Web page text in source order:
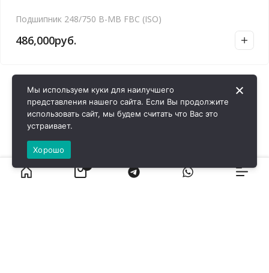
Подшипник 248/750 B-MB FBC (ISO)
486,000руб.
Мы используем куки для наилучшего
представления нашего сайта. Если Вы продолжите
использовать сайт, мы будем считать что Вас это
устраивает.
Хорошо